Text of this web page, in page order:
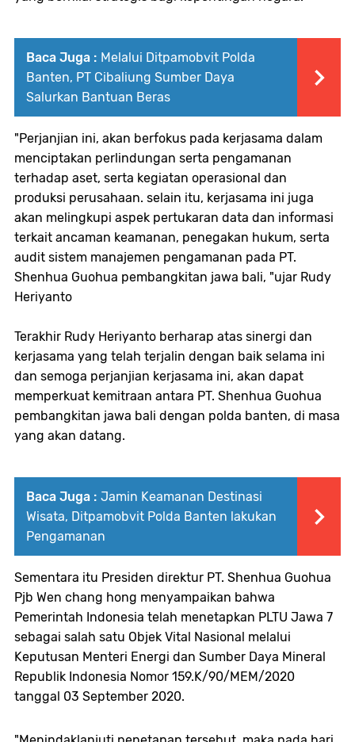
Baca Juga : Melalui Ditpamobvit Polda
Banten, PT Cibaliung Sumber Daya
Salurkan Bantuan Beras
"Perjanjian ini, akan berfokus pada kerjasama dalam
menciptakan perlindungan serta pengamanan
terhadap aset, serta kegiatan operasional dan
produksi perusahaan. selain itu, kerjasama ini juga
akan melingkupi aspek pertukaran data dan informasi
terkait ancaman keamanan, penegakan hukum, serta
audit sistem manajemen pengamanan pada PT.
Shenhua Guohua pembangkitan jawa bali, "ujar Rudy
Heriyanto
Terakhir Rudy Heriyanto berharap atas sinergi dan
kerjasama yang telah terjalin dengan baik selama ini
dan semoga perjanjian kerjasama ini, akan dapat
memperkuat kemitraan antara PT. Shenhua Guohua
pembangkitan jawa bali dengan polda banten, di masa
yang akan datang.
Baca Juga : Jamin Keamanan Destinasi
Wisata, Ditpamobvit Polda Banten lakukan
Pengamanan
Sementara itu Presiden direktur PT. Shenhua Guohua
Pjb Wen chang hong menyampaikan bahwa
Pemerintah Indonesia telah menetapkan PLTU Jawa 7
sebagai salah satu Objek Vital Nasional melalui
Keputusan Menteri Energi dan Sumber Daya Mineral
Republik Indonesia Nomor 159.K/90/MEM/2020
tanggal 03 September 2020.